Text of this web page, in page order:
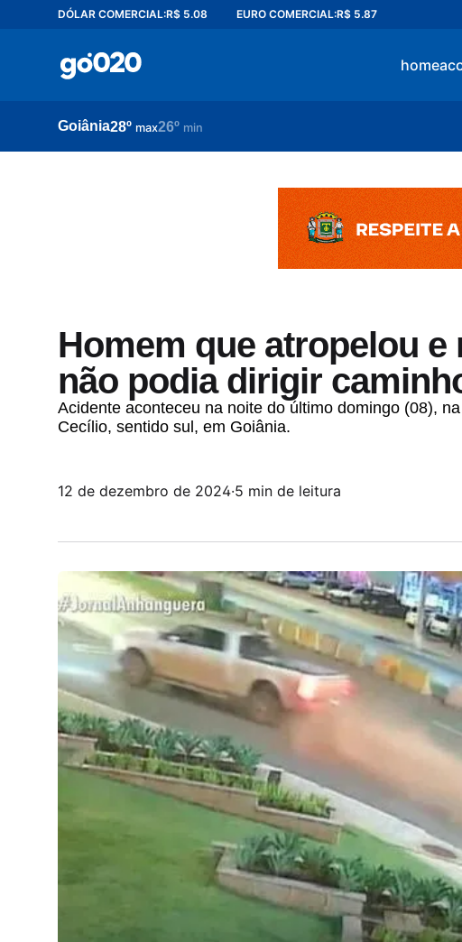
DÓLAR COMERCIAL:R$ 5.08 EURO COMERCIAL:R$ 5.87
home
Goiânia28º max26º min
Homem que atropelou
não podia dirigir
Acidente aconteceu na noite do último domingo (08),
Cecílio, sentido sul, em Goiânia.
12 de dezembro de 2024·5 min de leitura
acontece agora
esporte